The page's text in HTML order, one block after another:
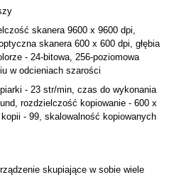
skanera 9600 x 9600 dpi,
skanera 600 x 600 dpi, głębia
- 24-bitowa, 256-poziomowa
w odcieniach szarości
- 23 str/min, czas do wykonania
rozdzielczość kopiowanie - 600 x
- 99, skalowalność kopiowanych
skupiające w sobie wiele